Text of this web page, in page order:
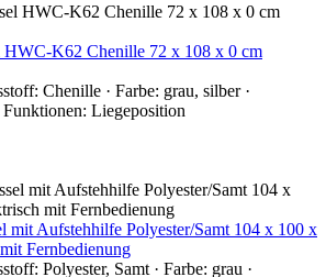
HWC-K62 Chenille 72 x 108 x 0 cm
Chenille · Farbe: grau, silber ·
Funktionen: Liegeposition
mit Aufstehhilfe Polyester/Samt 104 x 100 x
Fernbedienung
Polyester, Samt · Farbe: grau ·